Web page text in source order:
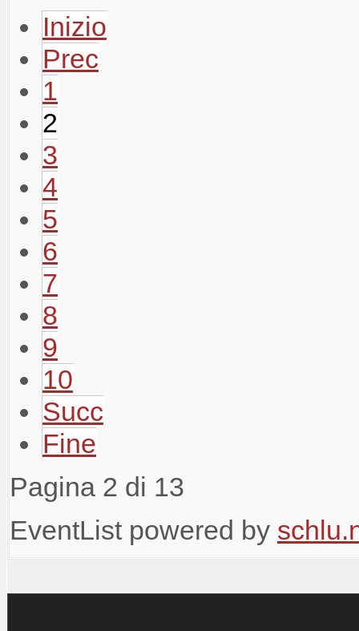
Inizio
Prec
1
2
3
4
5
6
7
8
9
10
Succ
Fine
Pagina 2 di 13
EventList powered by